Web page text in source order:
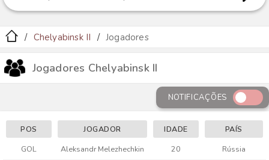
Chelyabinsk II Jogadores
Jogadores Chelyabinsk II
NOTIFICAÇÕES
POS JOGADOR IDADE
PAÍS
GOL
Aleksandr Melezhechkin 20 Rússia